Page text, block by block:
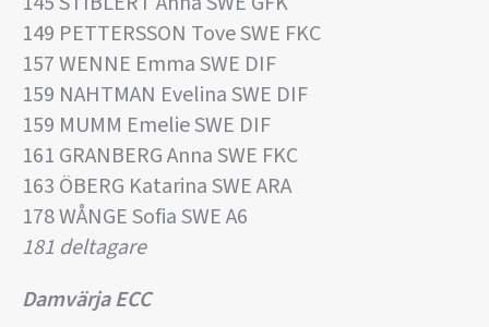
149 PETTERSSON Tove SWE FKC
157 WENNE Emma SWE DIF
159 NAHTMAN Evelina SWE DIF
159 MUMM Emelie SWE DIF
161 GRANBERG Anna SWE FKC
163 ÖBERG Katarina SWE ARA
178 WÅNGE Sofia SWE A6
181 deltagare
Damvärja ECC